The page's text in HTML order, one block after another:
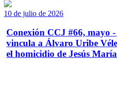
10 de julio de 2026
Conexión CCJ #66, mayo
vincula a Álvaro Uribe
el homicidio de Jesús